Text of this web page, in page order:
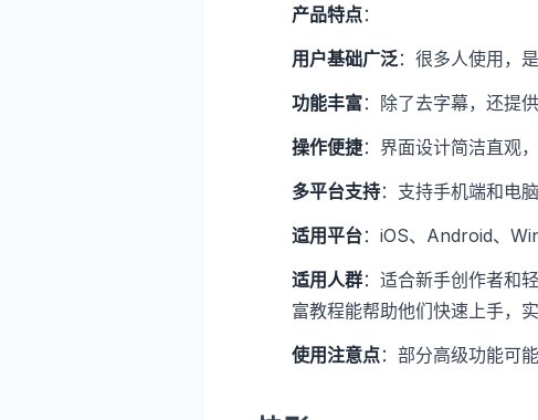
产品特点：
用户基础广泛：很多人使用，
功能丰富：除了去字幕，还提
操作便捷：界面设计简洁直观
多平台支持：支持手机端和电
适用平台：iOS、Android、
适用人群：适合新手创作者和
富教程能帮助他们快速上手，
使用注意点：部分高级功能可